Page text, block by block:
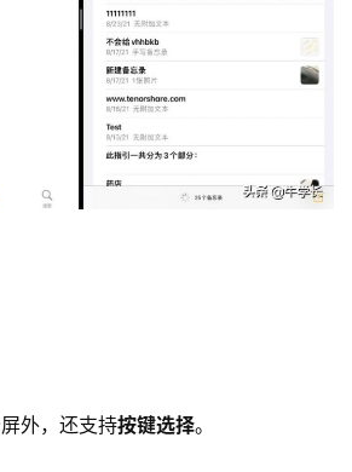
外，还支持按键选择。